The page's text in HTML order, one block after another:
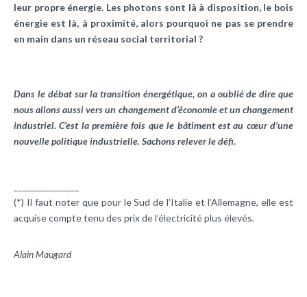
leur propre énergie. Les photons sont là à disposition, le bois
énergie est là, à proximité, alors pourquoi ne pas se prendre
en main dans un réseau social territorial ?
Dans le débat sur la transition énergétique, on a oublié de dire que
nous allons aussi vers un changement d’économie et un changement
industriel. C’est la première fois que le bâtiment est au cœur d’une
nouvelle politique industrielle. Sachons relever le défi.
(*) Il faut noter que pour le Sud de l’Italie et l’Allemagne, elle est
acquise compte tenu des prix de l’électricité plus élevés.
Alain Maugard